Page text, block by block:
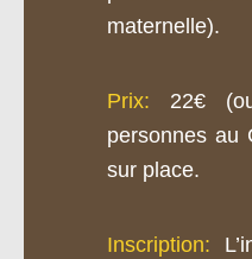
maternelle).
Prix: 22€
personnes au
sur place.
Inscription: